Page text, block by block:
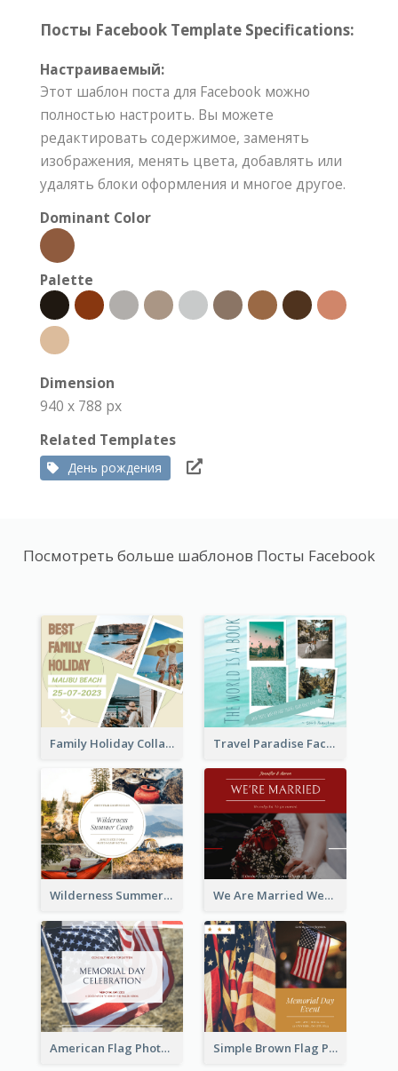
Посты Facebook Template Specifications:
Настраиваемый:
Этот шаблон поста для Facebook можно
полностью настроить. Вы можете
редактировать содержимое, заменять
изображения, менять цвета, добавлять или
удалять блоки оформления и многое другое.
Dominant Color
Palette
Dimension
940 x 788 px
Related Templates
День рождения
Посмотреть больше шаблонов Посты Facebook
Family Holiday Collage Facebook Post Travel Paradise Facebook Post
Wilderness Summer Camp Facebook Post We Are Married Wedding Facebook Post
American Flag Photo Memorial Day Celebration Facebook Post Simple Brown Flag Photo Memorial Day Facebook Post